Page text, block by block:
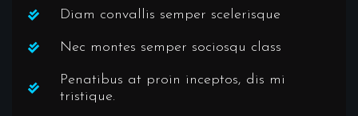
Diam convallis semper scelerisque
Nec montes semper sociosqu class
Penatibus at proin inceptos, dis mi
tristique.